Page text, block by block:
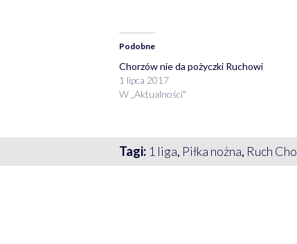
Podobne
Chorzów nie da pożyczki Ruchowi
1 lipca 2017
W „Aktualności"
Tagi: 1 liga, Piłka nożna, Ruch